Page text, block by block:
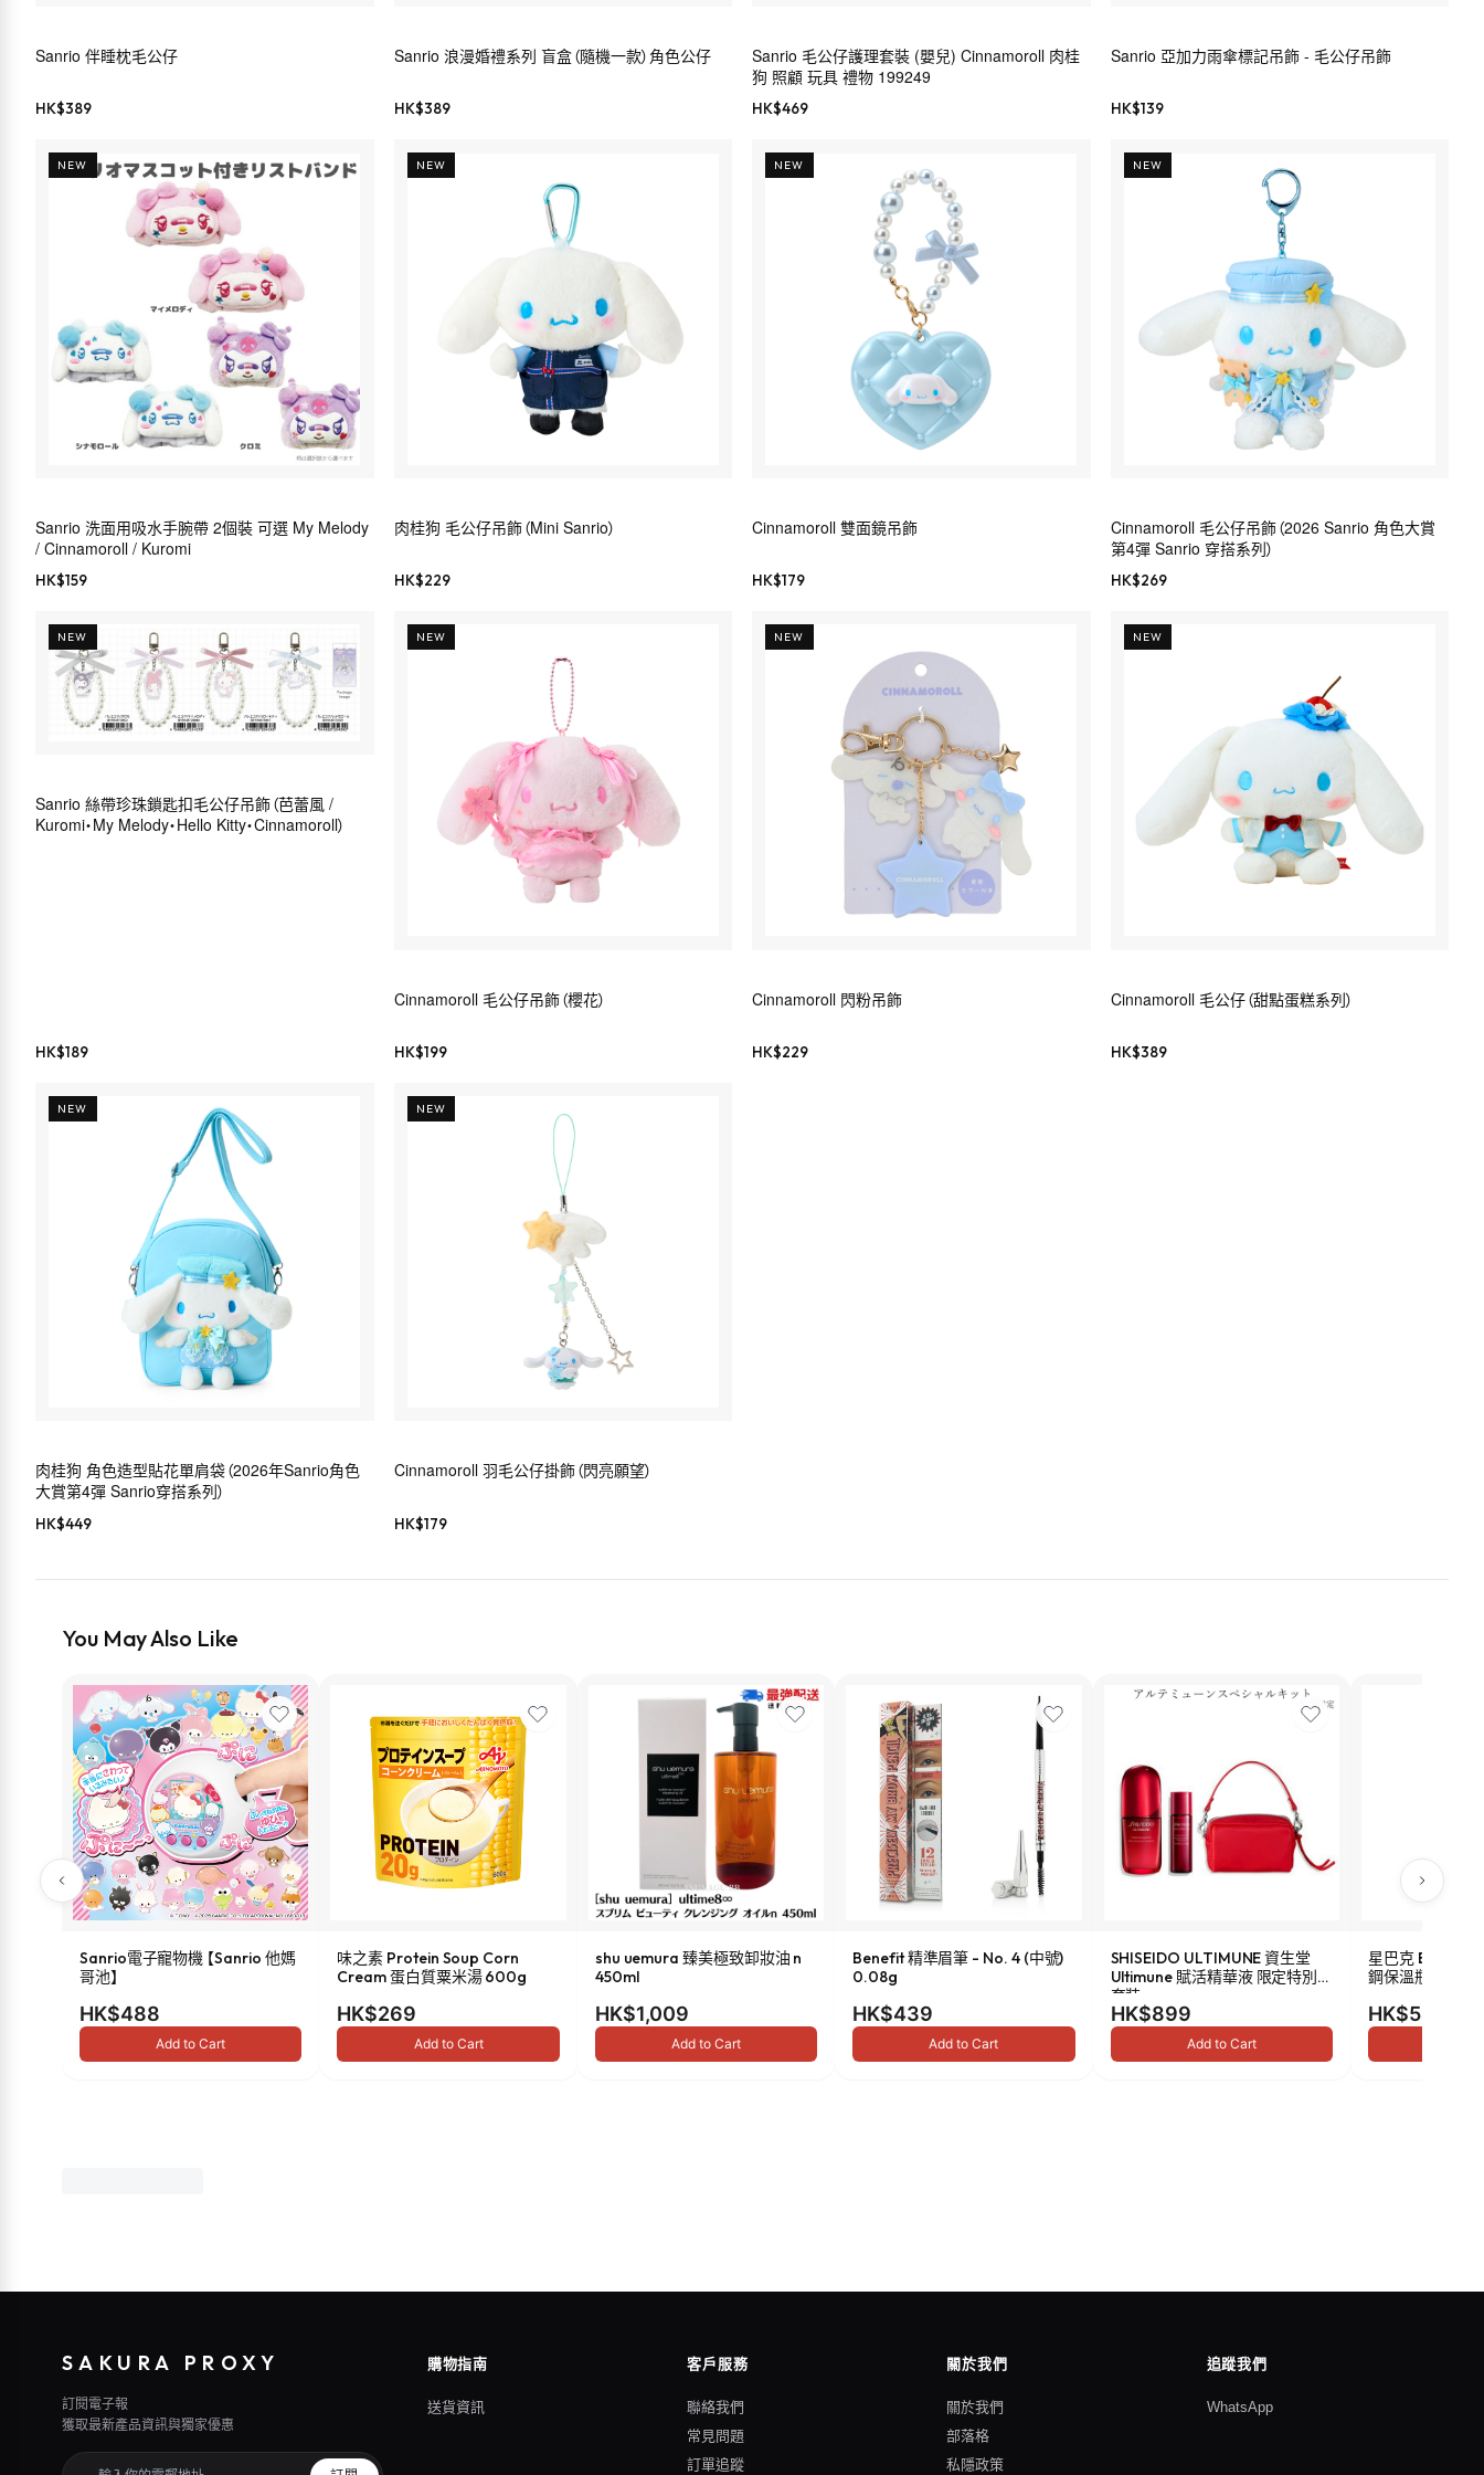
Sanrio 伴睡枕毛公仔
HK$389
Sanrio 浪漫婚禮系列 盲盒（隨機一款）角色公仔
HK$389
Sanrio 毛公仔護理套裝 (嬰兒) Cinnamoroll 肉桂
狗 照顧 玩具 禮物 199249
HK$469
Sanrio 亞加力雨傘標記吊飾 - 毛公仔吊飾
HK$139
NEW
Sanrio 洗面用吸水手腕帶 2個裝 可選 My Melody
/ Cinnamoroll / Kuromi
HK$159
NEW
肉桂狗 毛公仔吊飾（Mini Sanrio）
HK$229
NEW
Cinnamoroll 雙面鏡吊飾
HK$179
NEW
Cinnamoroll 毛公仔吊飾（2026 Sanrio 角色大賞
第4彈 Sanrio 穿搭系列）
HK$269
NEW
Sanrio 絲帶珍珠鎖匙扣毛公仔吊飾（芭蕾風 /
Kuromi・My Melody・Hello Kitty・Cinnamoroll）
HK$189
NEW
Cinnamoroll 毛公仔吊飾（櫻花）
HK$199
NEW
Cinnamoroll 閃粉吊飾
HK$229
NEW
Cinnamoroll 毛公仔（甜點蛋糕系列）
HK$389
NEW
肉桂狗 角色造型貼花單肩袋（2026年Sanrio角色
大賞第4彈 Sanrio穿搭系列）
HK$449
NEW
Cinnamoroll 羽毛公仔掛飾（閃亮願望）
HK$179
You May Also Like
Sanrio電子寵物機 【Sanrio 他媽
哥池】
HK$488
Add to Cart
味之素 Protein Soup Corn
Cream 蛋白質粟米湯 600g
HK$269
Add to Cart
shu uemura 臻美極致卸妝油 n
450ml
HK$1,009
Add to Cart
Benefit 精準眉筆 - No. 4 (中號)
0.08g
HK$439
Add to Cart
SHISEIDO ULTIMUNE 資生堂
Ultimune 賦活精華液 限定特別
套裝
HK$899
Add to Cart
星巴克 Been
鋼保溫瓶 473ml
HK$549
SAKURA PROXY
訂閱電子報
獲取最新產品資訊與獨家優惠
購物指南
送貨資訊
客戶服務
聯絡我們
常見問題
訂單追蹤
關於我們
關於我們
部落格
私隱政策
追蹤我們
WhatsApp